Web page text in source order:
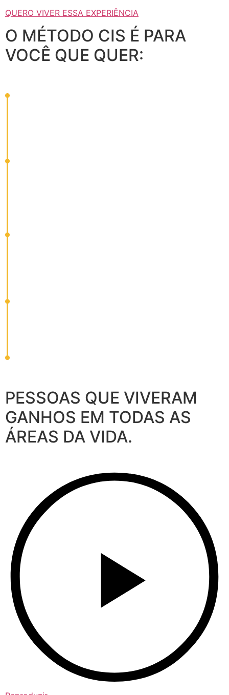
QUERO VIVER ESSA EXPERIÊNCIA
O MÉTODO CIS É PARA
VOCÊ QUE QUER:
PESSOAS QUE VIVERAM
GANHOS EM TODAS AS
ÁREAS DA VIDA.